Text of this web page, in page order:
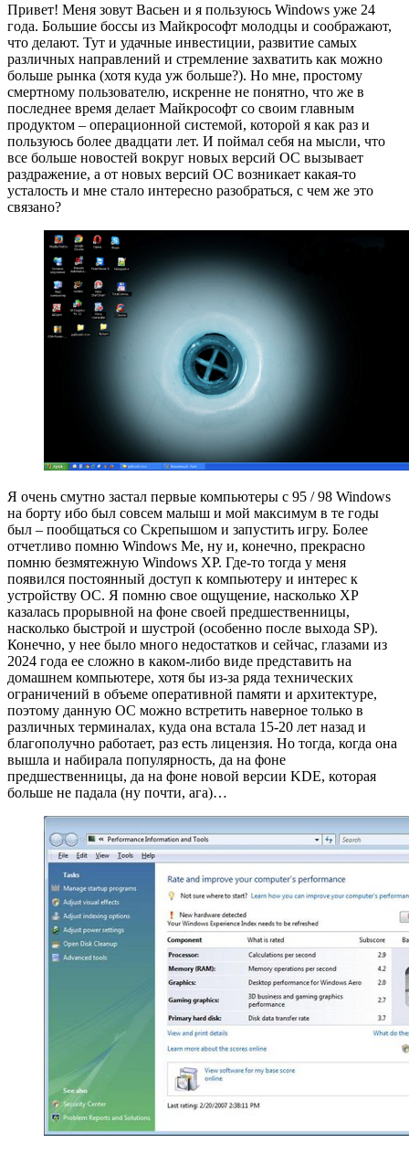
Привет! Меня зовут Васьен и я пользуюсь Windows уже 24
года. Большие боссы из Майкрософт молодцы и соображают,
что делают. Тут и удачные инвестиции, развитие самых
различных направлений и стремление захватить как можно
больше рынка (хотя куда уж больше?). Но мне, простому
смертному пользователю, искренне не понятно, что же в
последнее время делает Майкрософт со своим главным
продуктом – операционной системой, которой я как раз и
пользуюсь более двадцати лет. И поймал себя на мысли, что
все больше новостей вокруг новых версий ОС вызывает
раздражение, а от новых версий ОС возникает какая-то
усталость и мне стало интересно разобраться, с чем же это
связано?
Я очень смутно застал первые компьютеры с 95 / 98 Windows
на борту ибо был совсем малыш и мой максимум в те годы
был – пообщаться со Скрепышом и запустить игру. Более
отчетливо помню Windows Me, ну и, конечно, прекрасно
помню безмятежную Windows XP. Где-то тогда у меня
появился постоянный доступ к компьютеру и интерес к
устройству ОС. Я помню свое ощущение, насколько XP
казалась прорывной на фоне своей предшественницы,
насколько быстрой и шустрой (особенно после выхода SP).
Конечно, у нее было много недостатков и сейчас, глазами из
2024 года ее сложно в каком-либо виде представить на
домашнем компьютере, хотя бы из-за ряда технических
ограничений в объеме оперативной памяти и архитектуре,
поэтому данную ОС можно встретить наверное только в
различных терминалах, куда она встала 15-20 лет назад и
благополучно работает, раз есть лицензия. Но тогда, когда она
вышла и набирала популярность, да на фоне
предшественницы, да на фоне новой версии KDE, которая
больше не падала (ну почти, ага)…